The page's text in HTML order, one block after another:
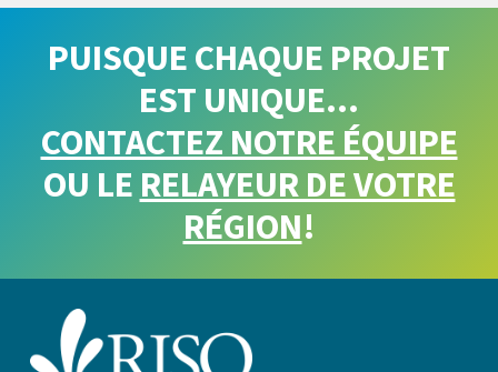
PUISQUE CHAQUE PROJET
EST UNIQUE…
CONTACTEZ NOTRE ÉQUIPE
OU LERELAYEUR DE VOTRE
RÉGION!